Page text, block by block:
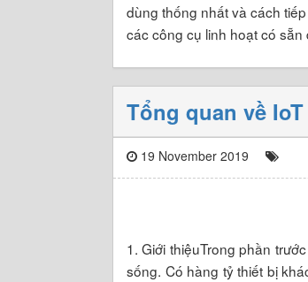
dùng thống nhất và cách
các công cụ linh hoạt có
Tổng quan về
19 November 2019
1. Giới thiệuTrong phần
sống. Có hàng tỷ thiết bị